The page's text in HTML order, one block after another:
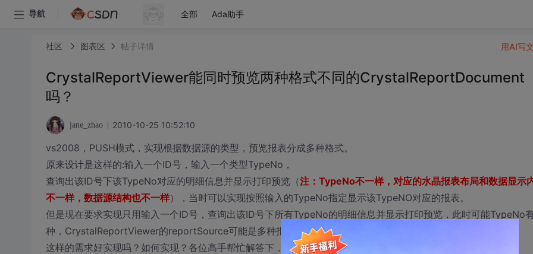
导航 全部 Ada助手
社区 图表区 帖子详情
CrystalReportViewer能同时预览两种格式不同的CrystalReportDocument
吗？
jane_zhao 2010-10-25 10:52:10
vs2008，PUSH模式，实现根据数据源的类型，预览报表分成多种格式。
原来设计是这样的:输入一个ID号，输入一个类型TypeNo，
查询出该ID号下该TypeNo对应的明细信息并显示打印预览（注：TypeNo不一样，对应的水晶报表布局和数据显示
不一样，数据源结构也不一样），当时可以实现按照输入的TypeNo指定显示该TypeNO对应的报表。
但是现在要求实现只用输入一个ID号，查询出该ID号下所有TypeNo的明细信息并显示打印预览，此时可能TypeNo
种，CrystalReportViewer的reportSource可能是多种报表格式，
这样的需求好实现吗？如何实现？各位高手帮忙解答下，在线等，谢谢！
用AI写